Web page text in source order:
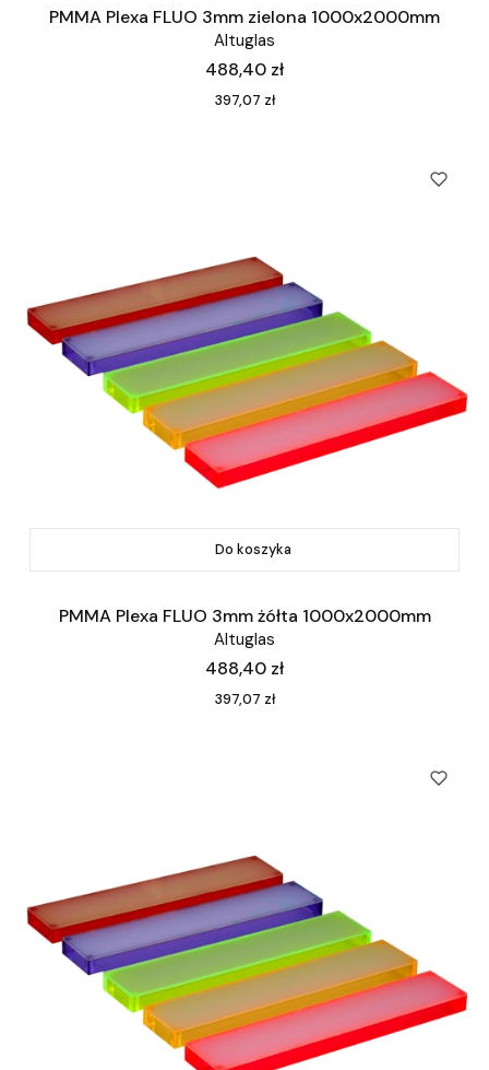
PMMA Plexa FLUO 3mm zielona 1000x2000mm
Altuglas
Cena
488,40 zł
Cena
397,07 zł
Do koszyka
PMMA Plexa FLUO 3mm żółta 1000x2000mm
Altuglas
Cena
488,40 zł
Cena
397,07 zł